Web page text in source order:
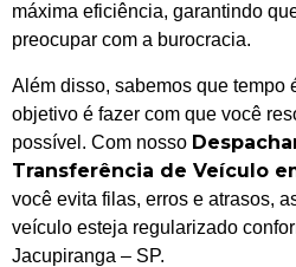
máxima eficiência, garantindo
preocupar com a burocracia.
Além disso, sabemos que tempo
objetivo é fazer com que você
possível. Com nosso
Transferência de Veículo
você evita filas, erros e atrasos,
veículo esteja regularizado
Jacupiranga – SP.